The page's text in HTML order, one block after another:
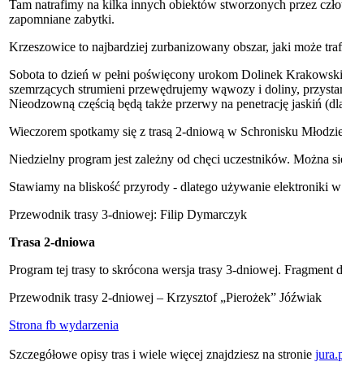
Tam natrafimy na kilka innych obiektów stworzonych przez
zapomniane zabytki.
Krzeszowice to najbardziej zurbanizowany obszar, jaki może
Sobota to dzień w pełni poświęcony urokom Dolinek
szemrzących strumieni przewędrujemy wąwozy i doliny,
Nieodzowną częścią będą także przerwy na penetrację jaskiń
Wieczorem spotkamy się z trasą 2-dniową w Schronisku
Niedzielny program jest zależny od chęci uczestników. Można
Stawiamy na bliskość przyrody - dlatego używanie elektroniki
Przewodnik trasy 3-dniowej: Filip Dymarczyk
Trasa 2-dniowa
Program tej trasy to skrócona wersja trasy 3-dniowej. Fragment
Przewodnik trasy 2-dniowej – Krzysztof „Pierożek” Jóźwiak
Strona fb wydarzenia
Szczegółowe opisy tras i wiele więcej znajdziesz na stronie